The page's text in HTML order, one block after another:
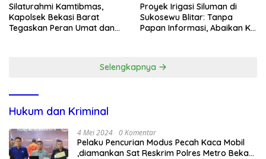
Silaturahmi Kamtibmas,
Kapolsek Bekasi Barat
Tegaskan Peran Umat dan
Proyek Irigasi Siluman di
Sukosewu Blitar: Tanpa
Papan Informasi, Abaikan K3,
Selengkapnya
Hukum dan Kriminal
4 Mei 2024 0 Komentar
Pelaku Pencurian Modus Pecah Kaca Mobil
,diamankan Sat Reskrim Polres Metro Bekasi